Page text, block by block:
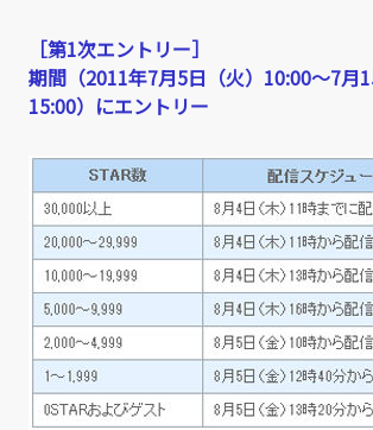
［第1次エントリー］
期間（2011年7月5日（火）10:00～7月
15:00）にエントリー